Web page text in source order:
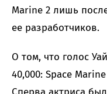
Marine 2 лишь
ее разработчиков.
О том, что голос
40,000: Space